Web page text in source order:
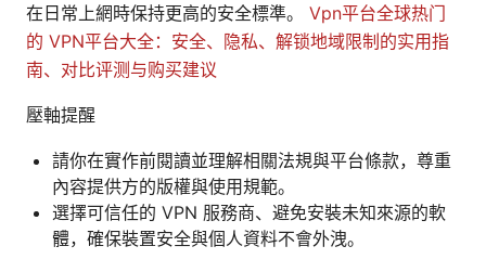
在日常上網時保持更高的安全標準。 Vpn平台全球热门
的 VPN平台大全：安全、隐私、解锁地域限制的实用指
南、对比评测与购买建议
壓軸提醒
請你在實作前閱讀並理解相關法規與平台條款，尊重
內容提供方的版權與使用規範。
選擇可信任的 VPN 服務商、避免安裝未知來源的軟
體，確保裝置安全與個人資料不會外洩。